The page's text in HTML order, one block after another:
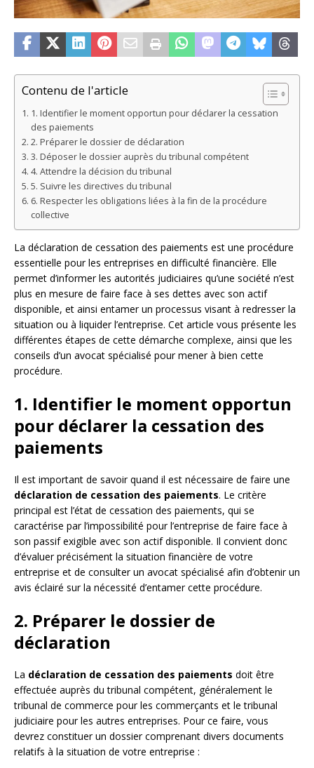
Contenu de l'article
1. Identifier le moment opportun pour déclarer la cessation
des paiements
2. Préparer le dossier de déclaration
3. Déposer le dossier auprès du tribunal compétent
4. Attendre la décision du tribunal
5. Suivre les directives du tribunal
6. Respecter les obligations liées à la fin de la procédure
collective
La déclaration de cessation des paiements est une procédure
essentielle pour les entreprises en difficulté financière. Elle
permet d’informer les autorités judiciaires qu’une société n’est
plus en mesure de faire face à ses dettes avec son actif
disponible, et ainsi entamer un processus visant à redresser la
situation ou à liquider l’entreprise. Cet article vous présente les
différentes étapes de cette démarche complexe, ainsi que les
conseils d’un avocat spécialisé pour mener à bien cette
procédure.
1. Identifier le moment opportun
pour déclarer la cessation des
paiements
Il est important de savoir quand il est nécessaire de faire une
déclaration de cessation des paiements. Le critère
principal est l’état de cessation des paiements, qui se
caractérise par l’impossibilité pour l’entreprise de faire face à
son passif exigible avec son actif disponible. Il convient donc
d’évaluer précisément la situation financière de votre
entreprise et de consulter un avocat spécialisé afin d’obtenir un
avis éclairé sur la nécessité d’entamer cette procédure.
2. Préparer le dossier de
déclaration
La déclaration de cessation des paiements doit être
effectuée auprès du tribunal compétent, généralement le
tribunal de commerce pour les commerçants et le tribunal
judiciaire pour les autres entreprises. Pour ce faire, vous
devrez constituer un dossier comprenant divers documents
relatifs à la situation de votre entreprise :